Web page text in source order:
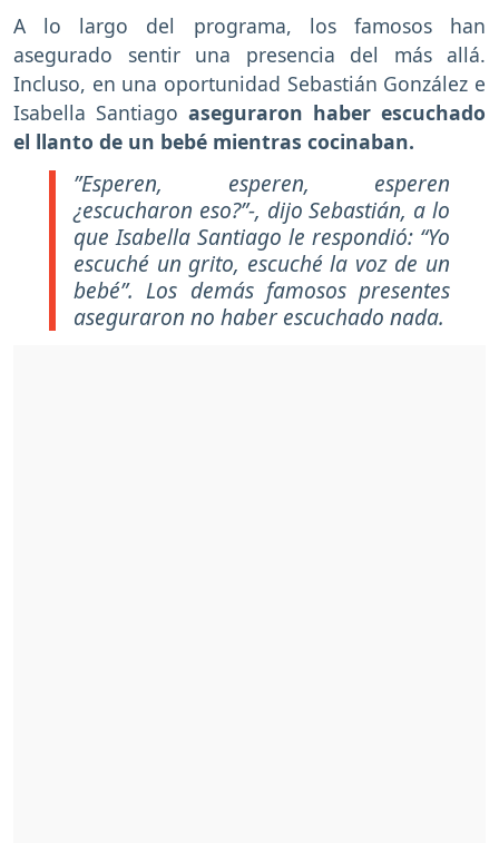
A lo largo del programa, los famosos han
asegurado sentir una presencia del más allá.
Incluso, en una oportunidad Sebastián González e
Isabella Santiago aseguraron haber escuchado
el llanto de un bebé mientras cocinaban.
”Esperen, esperen, esperen
¿escucharon eso?”-, dijo Sebastián, a lo
que Isabella Santiago le respondió: “Yo
escuché un grito, escuché la voz de un
bebé”. Los demás famosos presentes
aseguraron no haber escuchado nada.